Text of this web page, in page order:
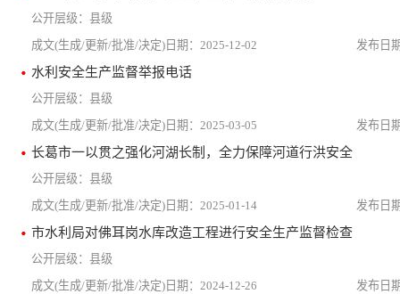
县级
2025-12-02
水利安全生产监督举报电话
县级
2025-03-05
长葛市一以贯之强化河湖长制，全力保障河道行洪安全
县级
2025-01-14
市水利局对佛耳岗水库改造工程进行安全生产监督检查
县级
2024-12-26